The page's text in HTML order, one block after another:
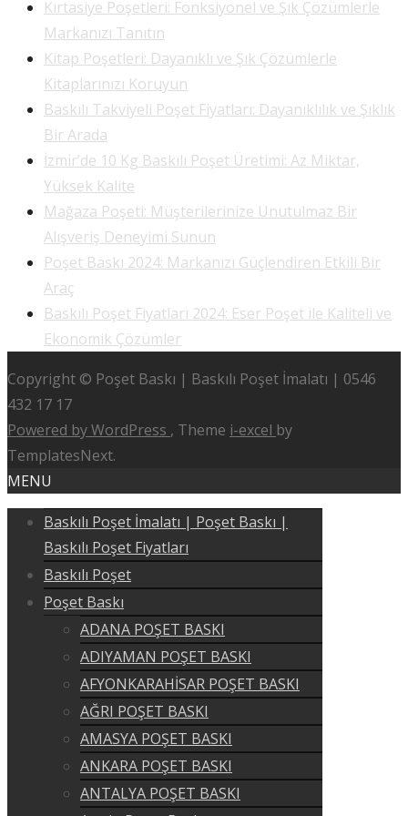
Kırtasiye Poşetleri: Fonksiyonel ve Şık Çözümlerle
Markanızı Tanıtın
Kitap Poşetleri: Dayanıklı ve Şık Çözümlerle
Kitaplarınızı Koruyun
Baskılı Takviyeli Poşet Fiyatları: Dayanıklılık ve Şıklık
Bir Arada
İzmir’de 10 Kg Baskılı Poşet Üretimi: Az Miktar,
Yüksek Kalite
Mağaza Poşeti: Müşterilerinize Unutulmaz Bir
Alışveriş Deneyimi Sunun
Poşet Baskı 2024: Markanızı Güçlendiren Etkili Bir
Araç
Baskılı Poşet Fiyatları 2024: Eser Poşet ile Kaliteli ve
Ekonomik Çözümler
Copyright © Poşet Baskı | Baskılı Poşet İmalatı | 0546
432 17 17
Powered by WordPress , Theme i-excel by
TemplatesNext.
MENU
Baskılı Poşet İmalatı | Poşet Baskı |
Baskılı Poşet Fiyatları
Baskılı Poşet
Poşet Baskı
ADANA POŞET BASKI
ADIYAMAN POŞET BASKI
AFYONKARAHİSAR POŞET BASKI
AĞRI POŞET BASKI
AMASYA POŞET BASKI
ANKARA POŞET BASKI
ANTALYA POŞET BASKI